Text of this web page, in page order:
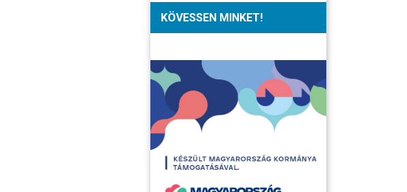
KÖVESSEN MINKET!